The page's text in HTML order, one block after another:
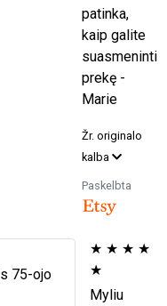
patinka,
kaip galite
suasmeninti
prekę -
Marie
Žr. originalo
kalba
Paskelbta
★ ★ ★ ★
★
Myliu